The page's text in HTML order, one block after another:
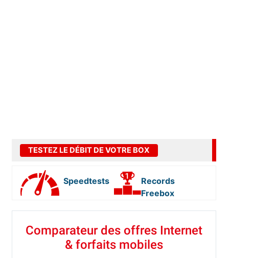
TESTEZ LE DÉBIT DE VOTRE BOX
Speedtests
Records
Freebox
Comparateur des offres Internet
& forfaits mobiles